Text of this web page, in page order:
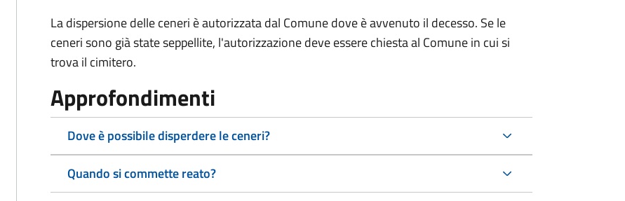
La dispersione delle ceneri è autorizzata dal Comune dove è avvenuto il decesso. Se le
ceneri sono già state seppellite, l'autorizzazione deve essere chiesta al Comune in cui si
trova il cimitero.
Approfondimenti
Dove è possibile disperdere le ceneri?
Quando si commette reato?